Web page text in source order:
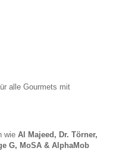
alle Gourmets mit
wie Al Majeed, Dr. Törner,
G, MoSA & AlphaMob